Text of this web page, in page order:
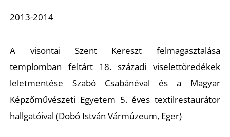
2013-2014
A visontai Szent Kereszt felmagasztalása
templomban feltárt 18. századi viselettöredékek
leletmentése Szabó Csabánéval és a Magyar
Képzőművészeti Egyetem 5. éves textilrestaurátor
hallgatóival (Dobó István Vármúzeum, Eger)